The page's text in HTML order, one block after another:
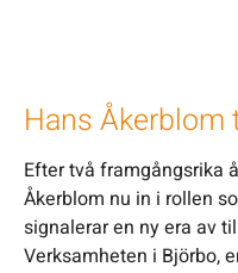
Hans Åkerblom
Efter två framgångsrika
Åkerblom nu in i rollen
signalerar en ny era av
Verksamheten i Björbo,